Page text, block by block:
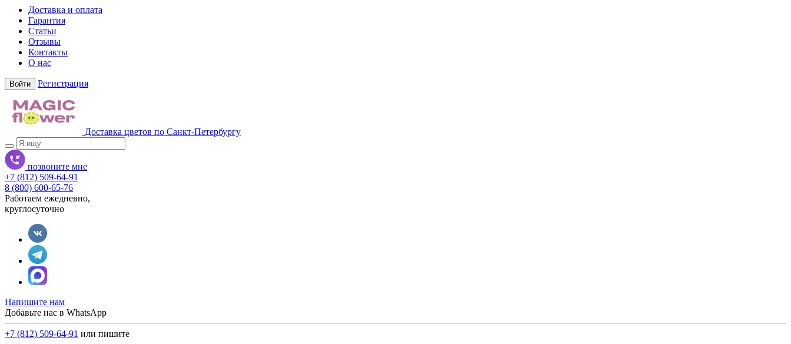
Доставка и оплата
Гарантия
Статьи
Отзывы
Контакты
О нас
Войти Регистрация
Доставка цветов по Санкт-Петербургу
позвоните мне
+7 (812) 509-64-91
8 (800) 600-65-76
Работаем ежедневно,
круглосуточно
Напишите нам
Добавьте нас в WhatsApp
+7 (812) 509-64-91 или пишите